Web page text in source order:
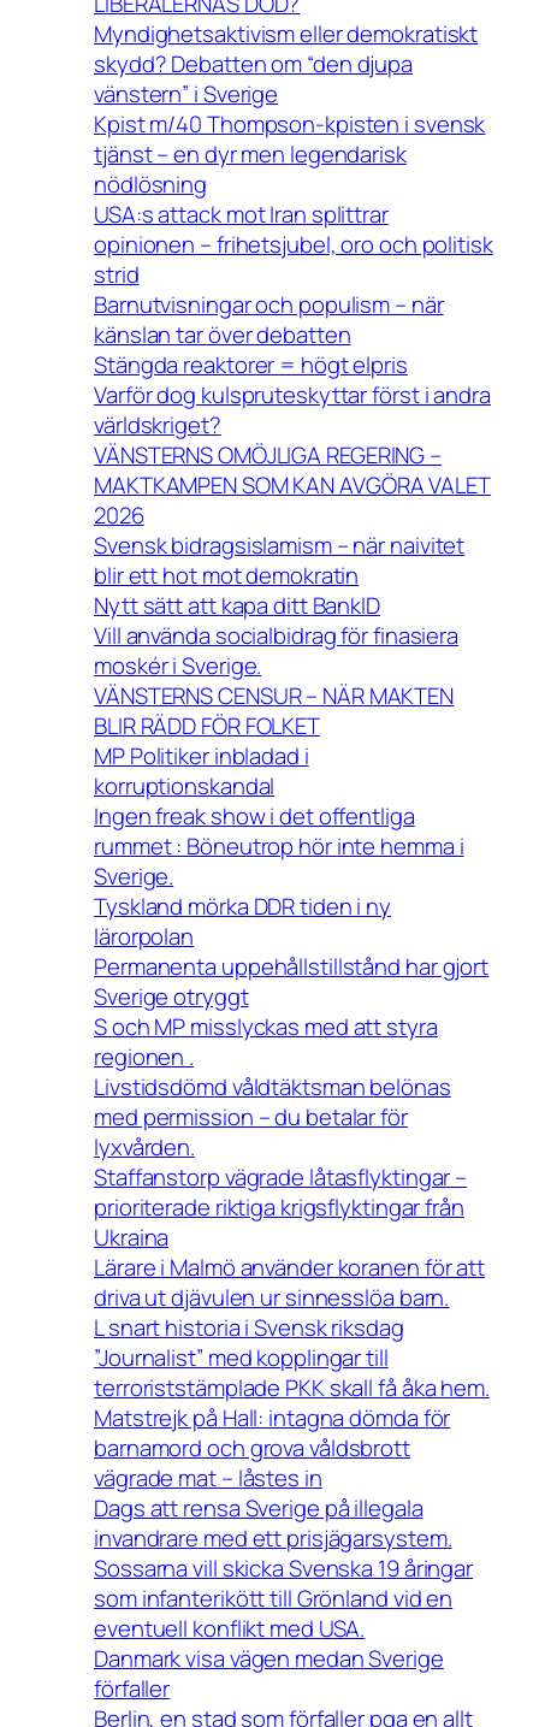
Myndighetsaktivism eller demokratiskt
skydd? Debatten om “den djupa
vänstern” i Sverige
Kpist m/40 Thompson-kpisten i svensk
tjänst – en dyr men legendarisk
nödlösning
USA:s attack mot Iran splittrar
opinionen – frihetsjubel, oro och politisk
strid
Barnutvisningar och populism – när
känslan tar över debatten
Stängda reaktorer = högt elpris
Varför dog kulspruteskyttar först i andra
världskriget?
VÄNSTERNS OMÖJLIGA REGERING –
MAKTKAMPEN SOM KAN AVGÖRA VALET
2026
Svensk bidragsislamism – när naivitet
blir ett hot mot demokratin
Nytt sätt att kapa ditt BankID
Vill använda socialbidrag för finasiera
moskér i Sverige.
VÄNSTERNS CENSUR – NÄR MAKTEN
BLIR RÄDD FÖR FOLKET
MP Politiker inbladad i
korruptionskandal
Ingen freak show i det offentliga
rummet : Böneutrop hör inte hemma i
Sverige.
Tyskland mörka DDR tiden i ny
lärorpolan
Permanenta uppehållstillstånd har gjort
Sverige otryggt
S och MP misslyckas med att styra
regionen .
Livstidsdömd våldtäktsman belönas
med permission – du betalar för
lyxvården.
Staffanstorp vägrade låtasflyktingar –
prioriterade riktiga krigsflyktingar från
Ukraina
Lärare i Malmö använder koranen för att
driva ut djävulen ur sinnesslöa barn.
L snart historia i Svensk riksdag
”Journalist” med kopplingar till
terroriststämplade PKK skall få åka hem.
Matstrejk på Hall: intagna dömda för
barnamord och grova våldsbrott
vägrade mat – låstes in
Dags att rensa Sverige på illegala
invandrare med ett prisjägarsystem.
Sossarna vill skicka Svenska 19 åringar
som infanterikött till Grönland vid en
eventuell konflikt med USA.
Danmark visa vägen medan Sverige
förfaller
Berlin, en stad som förfaller pga en allt